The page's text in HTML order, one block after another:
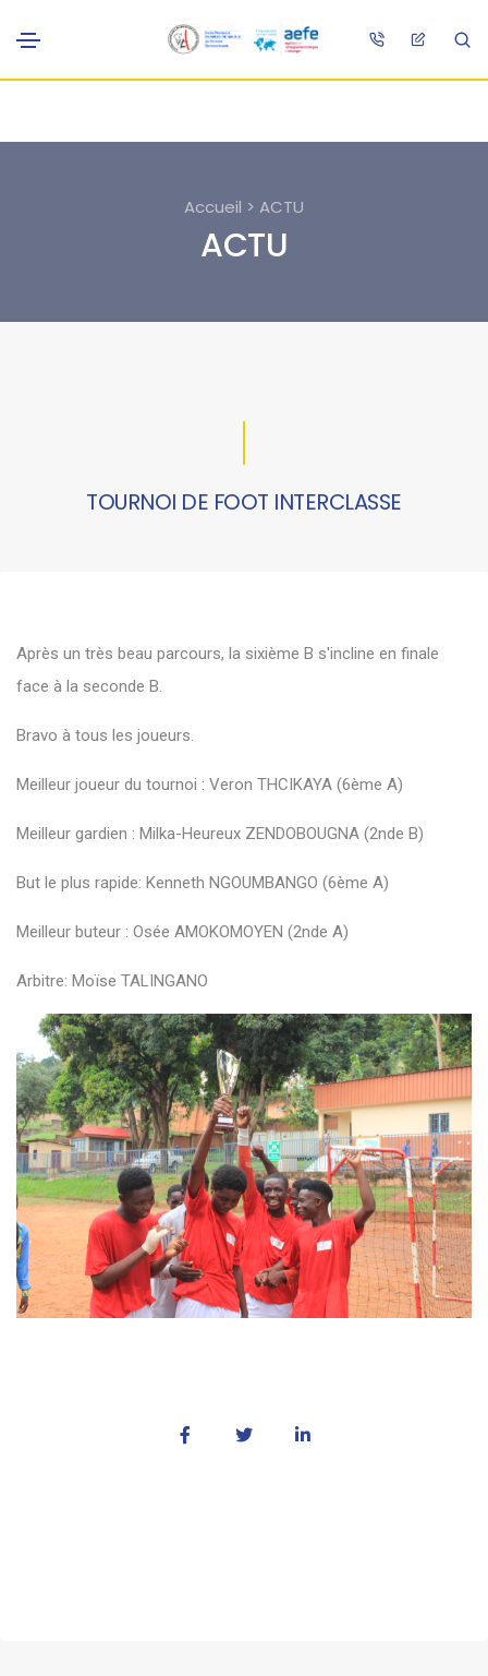
Accueil > ACTU
ACTU
TOURNOI DE FOOT INTERCLASSE
Après un très beau parcours, la sixième B s'incline en finale
face à la seconde B.
Bravo à tous les joueurs.
Meilleur joueur du tournoi : Veron THCIKAYA (6ème A)
Meilleur gardien : Milka-Heureux ZENDOBOUGNA (2nde B)
But le plus rapide: Kenneth NGOUMBANGO (6ème A)
Meilleur buteur : Osée AMOKOMOYEN (2nde A)
Arbitre: Moïse TALINGANO